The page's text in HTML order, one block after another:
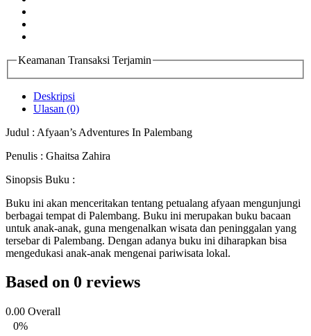
Keamanan Transaksi Terjamin
Deskripsi
Ulasan (0)
Judul : Afyaan’s Adventures In Palembang
Penulis : Ghaitsa Zahira
Sinopsis Buku :
Buku ini akan menceritakan tentang petualang afyaan mengunjungi
berbagai tempat di Palembang. Buku ini merupakan buku bacaan
untuk anak-anak, guna mengenalkan wisata dan peninggalan yang
tersebar di Palembang. Dengan adanya buku ini diharapkan bisa
mengedukasi anak-anak mengenai pariwisata lokal.
Based on 0 reviews
0.00 Overall
0%